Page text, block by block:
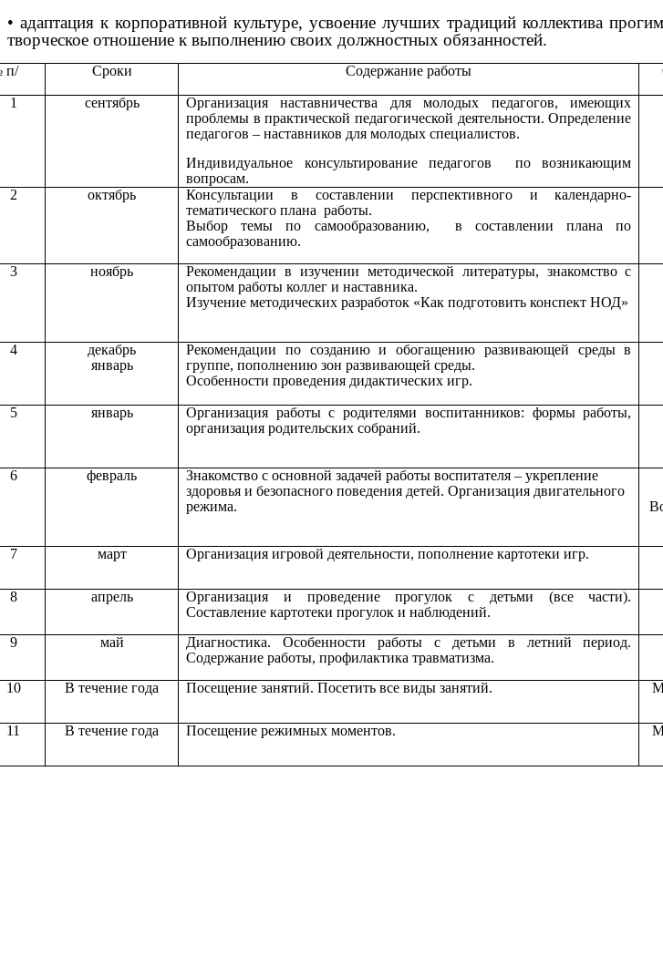
• адаптация к корпоративной культуре, усвоение лучших традиций коллектива
творческое отношение к выполнению своих должностных обязанностей.
п/
Сроки Содержание работы
1
сентябрь
Организация наставничества для молодых педагогов, имеющих
проблемы в практической педагогической деятельности. Определение
педагогов – наставников для молодых специалистов.
Индивидуальное консультирование педагогов по возникающим
вопросам.
2 октябрь
Консультации в составлении перспективного и календарно-
тематического плана работы.
Выбор темы по самообразованию, в составлении плана по
самообразованию.
3 ноябрь
Рекомендации в изучении методической литературы, знакомство с
опытом работы коллег и наставника.
Изучение методических разработок «Как подготовить конспект НОД»
4
декабрь
январь
Рекомендации по созданию и обогащению развивающей среды в
группе, пополнению зон развивающей среды.
Особенности проведения дидактических игр.
5 январь
Организация работы с родителями воспитанников: формы работы,
организация родительских собраний.
6 февраль
Знакомство с основной задачей работы воспитателя – укрепление
здоровья и безопасного поведения детей. Организация двигательного
режима.
7
март Организация игровой деятельности, пополнение картотеки игр.
8
апрель
Организация и проведение прогулок с детьми (все части).
Составление картотеки прогулок и наблюдений.
9 май
Диагностика. Особенности работы с детьми в летний период.
Содержание работы, профилактика травматизма.
10 В течение года Посещение занятий. Посетить все виды занятий.
11 В течение года Посещение режимных моментов.